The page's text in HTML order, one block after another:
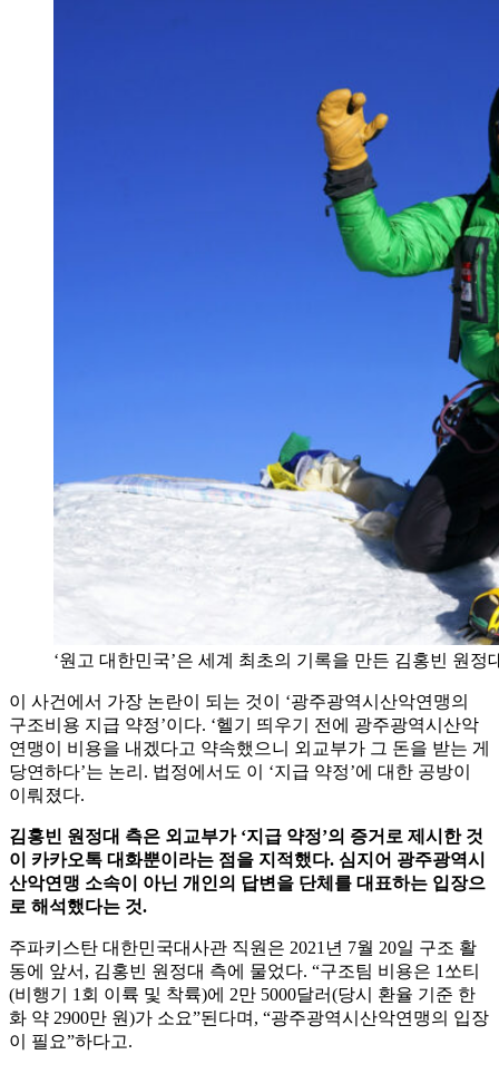
‘원고 대한민국’은 세계 최초의 기록을 만든 김홍빈 원
이 사건에서 가장 논란이 되는 것이 ‘광주광역시산악연맹의
구조비용 지급 약정’이다. ‘헬기 띄우기 전에 광주광역시산악
연맹이 비용을 내겠다고 약속했으니 외교부가 그 돈을 받는 게
당연하다’는 논리. 법정에서도 이 ‘지급 약정’에 대한 공방이
이뤄졌다.
김홍빈 원정대 측은 외교부가 ‘지급 약정’의 증거로 제시한 것
이 카카오톡 대화뿐이라는 점을 지적했다. 심지어 광주광역시
산악연맹 소속이 아닌 개인의 답변을 단체를 대표하는 입장으
로 해석했다는 것.
주파키스탄 대한민국대사관 직원은 2021년 7월 20일 구조 활
동에 앞서, 김홍빈 원정대 측에 물었다. “구조팀 비용은 1쏘티
(비행기 1회 이륙 및 착륙)에 2만 5000달러(당시 환율 기준 한
화 약 2900만 원)가 소요”된다며, “광주광역시산악연맹의 입장
이 필요”하다고.